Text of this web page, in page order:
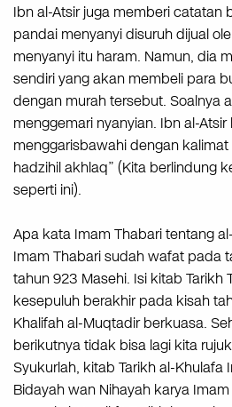
Ibn al-Atsir juga memberi
pandai menyanyi disuruh dijual
menyanyi itu haram. Namun, dia
sendiri yang akan membeli para
dengan murah tersebut. Soalnya
menggemari nyanyian. Ibn al-
menggarisbawahi dengan kalimat
hadzihil akhlaq” (Kita berlindung
seperti ini).
Apa kata Imam Thabari tentang
Imam Thabari sudah wafat pada
tahun 923 Masehi. Isi kitab Tarikh
kesepuluh berakhir pada kisah
Khalifah al-Muqtadir berkuasa.
berikutnya tidak bisa lagi kita
Syukurlah, kitab Tarikh al-Khulafa
Bidayah wan Nihayah karya